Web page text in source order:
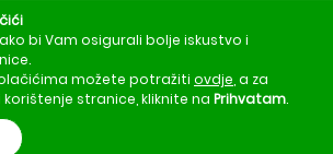
pregled ili savjet farmaceuta.
opreza, rizicima i nuspojavama
svom liječniku ili farmaceutu.
| ApotekaViva24 | Sva prava zadržava
bi Vam osigurali bolje iskustvo i
možete potražiti ovdje , a za
stranice, kliknite na Prihvatam.